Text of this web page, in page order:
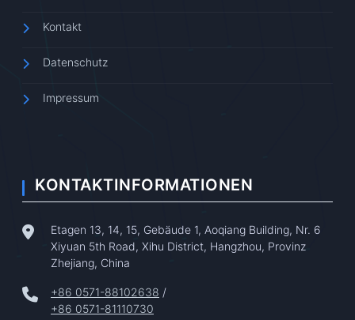
Kontakt
Datenschutz
Impressum
KONTAKTINFORMATIONEN
Etagen 13, 14, 15, Gebäude 1, Aoqiang Building, Nr. 6
Xiyuan 5th Road, Xihu District, Hangzhou, Provinz
Zhejiang, China
+86 0571-88102638 /
+86 0571-81110730